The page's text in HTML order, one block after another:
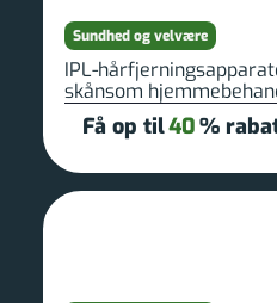
Sundhed og velvære
IPL-
skånsom
Få op til40%